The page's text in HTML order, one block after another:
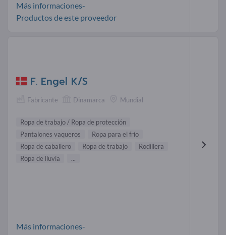
Más informaciones-
Productos de este proveedor
F. Engel K/S
Fabricante Dinamarca Mundial
Ropa de trabajo / Ropa de protección
Pantalones vaqueros
Ropa para el frío
Ropa de caballero
Ropa de trabajo
Rodillera
Ropa de lluvia
...
Más informaciones-